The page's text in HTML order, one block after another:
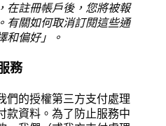
在註冊帳戶後，您將被報
有關如何取消訂閱這些通
和偏好」。
務
們的授權第三方支付處理
款資料。為了防止服務中